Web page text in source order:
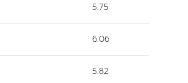
5.75
6.06
5.82